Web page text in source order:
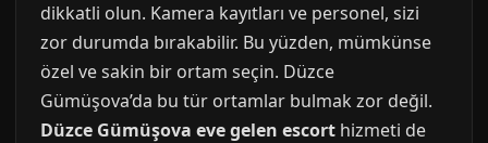
dikkatli olun. Kamera kayıtları ve personel, sizi
zor durumda bırakabilir. Bu yüzden, mümkünse
özel ve sakin bir ortam seçin. Düzce
Gümüşova’da bu tür ortamlar bulmak zor değil.
Düzce Gümüşova eve gelen escort hizmeti de